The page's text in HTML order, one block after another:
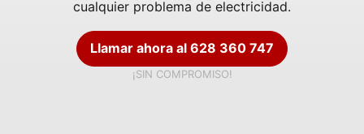
cualquier problema de electricidad.
Llamar ahora al 628 360 747
¡SIN COMPROMISO!